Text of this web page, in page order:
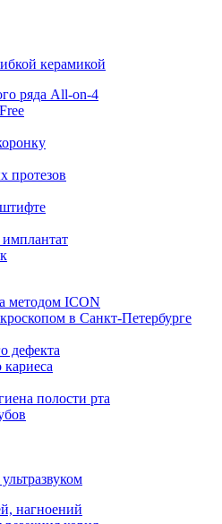
керамикой
ряда All‑on‑4
протезов
методом ICON
в Санкт-Петербурге
дефекта
полости рта
нагноений